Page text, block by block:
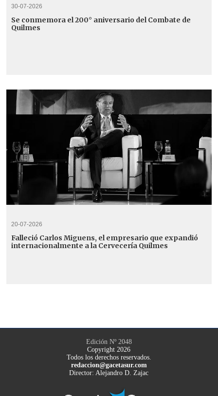
30-07-2026
Se conmemora el 200° aniversario del Combate de
Quilmes
20-07-2026
Falleció Carlos Miguens, el empresario que expandió
internacionalmente a la Cervecería Quilmes
Edición Nº 2048
Copyright 2026
Todos los derechos reservados.
redaccion@gacetasur.com
Director: Alejandro D. Zajac